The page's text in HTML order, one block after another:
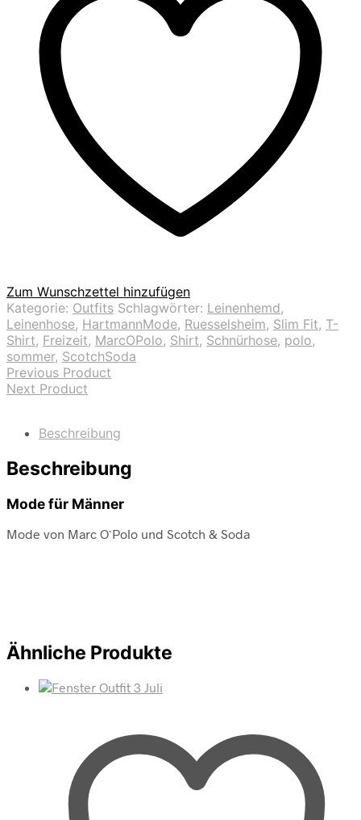
Zum Wunschzettel hinzufügen
Kategorie: Outfits Schlagwörter: Leinenhemd,
Leinenhose, HartmannMode, Ruesselsheim, Slim Fit, T-
Shirt, Freizeit, MarcOPolo, Shirt, Schnürhose, polo,
sommer, ScotchSoda
Previous Product
Next Product
Beschreibung
Beschreibung
Mode für Männer
Mode von Marc O`Polo und Scotch & Soda
Ähnliche Produkte